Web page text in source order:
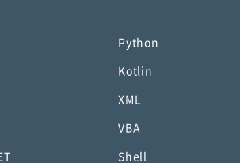
Python
Kotlin
XML
VBA
Shell